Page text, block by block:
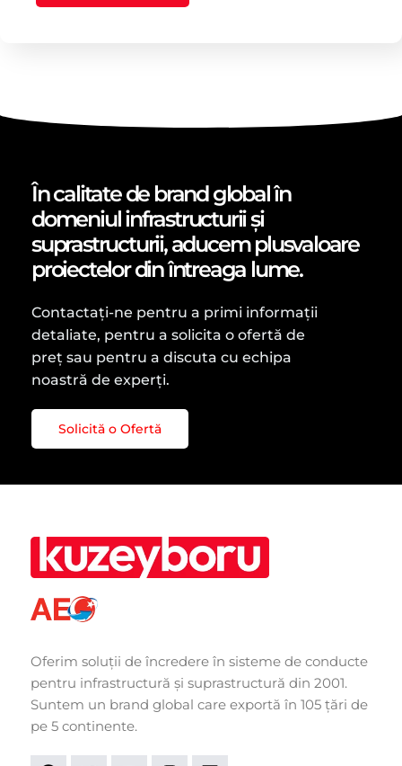
În calitate de brand global în
domeniul infrastructurii și
suprastructurii, aducem plusvaloare
proiectelor din întreaga lume.
Contactați-ne pentru a primi informații
detaliate, pentru a solicita o ofertă de
preț sau pentru a discuta cu echipa
noastră de experți.
Solicită o Ofertă
Oferim soluții de încredere în sisteme de conducte
pentru infrastructură și suprastructură din 2001.
Suntem un brand global care exportă în 105 țări de
pe 5 continente.